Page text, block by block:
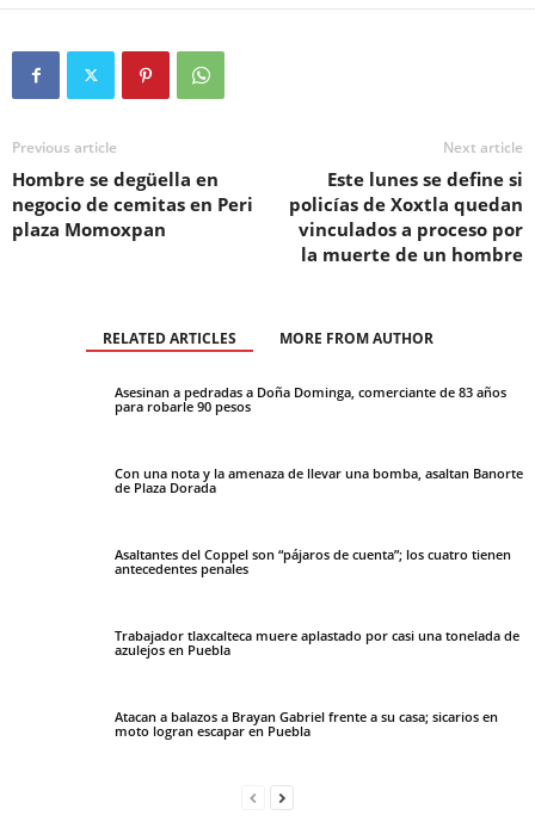
Previous article
Hombre se degüella en
negocio de cemitas en Peri
plaza Momoxpan
Next article
Este lunes se define si
policías de Xoxtla quedan
vinculados a proceso por
la muerte de un hombre
RELATED ARTICLES MORE FROM AUTHOR
Asesinan a pedradas a Doña Dominga, comerciante de 83 años
para robarle 90 pesos
Con una nota y la amenaza de llevar una bomba, asaltan Banorte
de Plaza Dorada
Asaltantes del Coppel son “pájaros de cuenta”; los cuatro tienen
antecedentes penales
Trabajador tlaxcalteca muere aplastado por casi una tonelada de
azulejos en Puebla
Atacan a balazos a Brayan Gabriel frente a su casa; sicarios en
moto logran escapar en Puebla